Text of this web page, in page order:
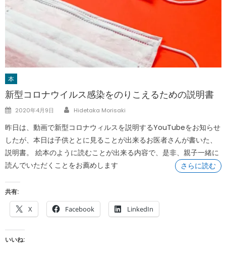
本
新型コロナウイルス感染をのりこえるための説明書
Posted
2020年4月9日 Author
Hidetaka Morisaki
昨日は、動画で新型コロナウィルスを説明するYouTubeをお知らせ
したが、本日は子供ととに見ることが出来るお医者さんが書いた、
説明書。 絵本のように読むことが出来る内容で、是非、親子一緒に
読んでいただくことをお薦めします
さらに読む
共有:
X Facebook LinkedIn
いいね: